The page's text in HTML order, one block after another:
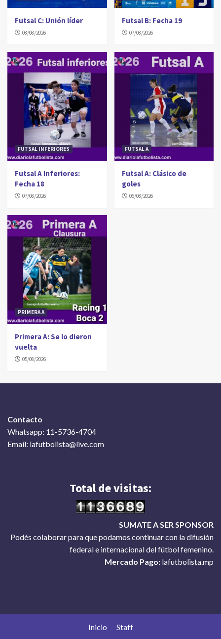
Futsal C: Unión líder
08/08/2026
Futsal B: Fecha 19
07/08/2026
FUTSAL INFERIORES
Futsal A Inferiores:
Fecha 18
07/08/2026
FUTSAL A
Futsal A: Clásico de
goles
06/08/2026
PRIMERA A
Primera A: Se lo dieron
vuelta
05/08/2026
Contacto
Whatsapp: 11-5736-4704
Email: lafutbolista@live.com
Total de visitas:
SUMATE A SER SPONSOR
Podés colaborar para que podamos continuar con la difusión
federal e internacional del fútbol femenino.
Mercado Pago: lafutbolista.mp
Inicio Staff